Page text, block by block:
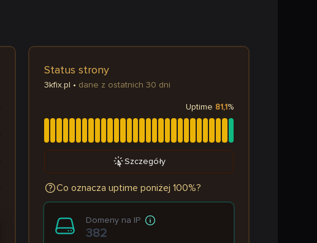
Status strony
3kfix.pl • dane z ostatnich 30 dni
Uptime 81,1 %
Szczegóły
Co oznacza uptime poniżej 100%?
Domeny na IP
382